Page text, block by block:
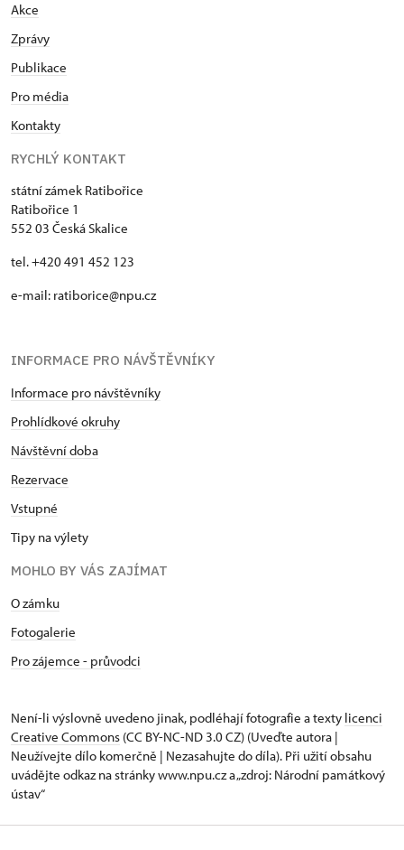
Akce
Zprávy
Publikace
Pro média
Kontakty
RYCHLÝ KONTAKT
státní zámek Ratibořice
Ratibořice 1
552 03 Česká Skalice
tel. +420 491 452 123
e-mail: ratiborice@npu.cz
INFORMACE PRO NÁVŠTĚVNÍKY
Informace pro návštěvníky
Prohlídkové okruhy
Návštěvní doba
Rezervace
Vstupné
Tipy na výlety
MOHLO BY VÁS ZAJÍMAT
O zámku
Fotogalerie
Pro zájemce - průvodci
Není-li výslovně uvedeno jinak, podléhají fotografie a texty licenci
Creative Commons (CC BY-NC-ND 3.0 CZ) (Uveďte autora |
Neužívejte dílo komerčně | Nezasahujte do díla). Při užití obsahu
uvádějte odkaz na stránky www.npu.cz a „zdroj: Národní památkový
ústav“